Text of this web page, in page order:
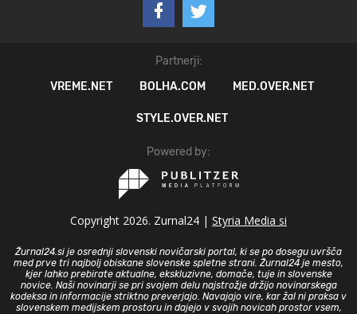
Partnerji:
VREME.NET
BOLHA.COM MED.OVER.NET
STYLE.OVER.NET
Powered by:
Copyright 2026. Zurnal24 | Styria Media si
Žurnal24.si je osrednji slovenski novičarski portal, ki se po dosegu uvršča
med prve tri najbolj obiskane slovenske spletne strani. Žurnal24 je mesto,
kjer lahko prebirate aktualne, ekskluzivne, domače, tuje in slovenske
novice. Naši novinarji se pri svojem delu najstrožje držijo novinarskega
kodeksa in informacije striktno preverjajo. Navajajo vire, kar žal ni praksa v
slovenskem medijskem prostoru in dajejo v svojih novicah prostor vsem,